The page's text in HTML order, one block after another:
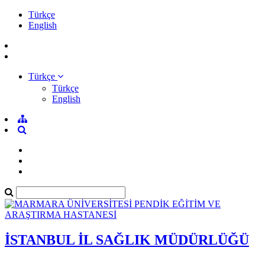
Türkçe
English
Türkçe
Türkçe
English
İSTANBUL İL SAĞLIK MÜDÜRLÜĞÜ